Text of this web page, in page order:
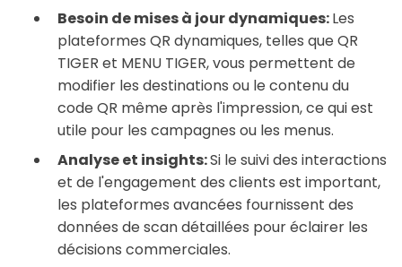
Besoin de mises à jour dynamiques:Les
plateformes QR dynamiques, telles que QR
TIGER et MENU TIGER, vous permettent de
modifier les destinations ou le contenu du
code QR même après l'impression, ce qui est
utile pour les campagnes ou les menus.
Analyse et insights:Si le suivi des interactions
et de l'engagement des clients est important,
les plateformes avancées fournissent des
données de scan détaillées pour éclairer les
décisions commerciales.